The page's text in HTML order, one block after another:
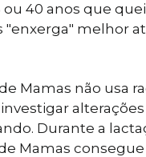
40 anos que
"enxerga" melhor
Mamas não usa
Durante a
Mamas